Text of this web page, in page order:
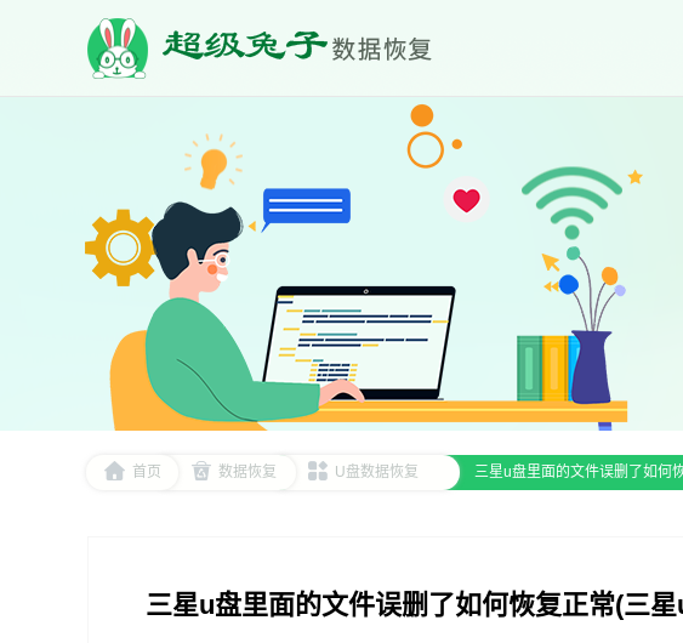
首页 数据恢复 U盘数据恢复 三星u盘里面的文件误删了如何
三星u盘里面的文件误删了如何恢复正常(三